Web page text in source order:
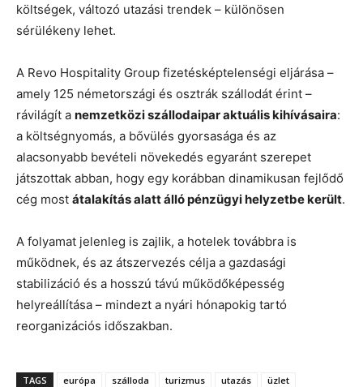
költségek, változó utazási trendek – különösen
sérülékeny lehet.
A Revo Hospitality Group fizetésképtelenségi eljárása –
amely 125 németországi és osztrák szállodát érint –
rávilágít a nemzetközi szállodaipar aktuális kihívásaira:
a költségnyomás, a bővülés gyorsasága és az
alacsonyabb bevételi növekedés egyaránt szerepet
játszottak abban, hogy egy korábban dinamikusan fejlődő
cég most átalakítás alatt álló pénzügyi helyzetbe került.
A folyamat jelenleg is zajlik, a hotelek továbbra is
működnek, és az átszervezés célja a gazdasági
stabilizáció és a hosszú távú működőképesség
helyreállítása – mindezt a nyári hónapokig tartó
reorganizációs időszakban.
TAGS európa szálloda turizmus utazás üzlet